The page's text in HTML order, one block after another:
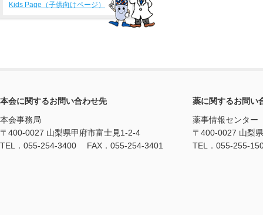
Kids Page（子供向けページ）
本会に関するお問い合わせ先
本会事務局
〒400-0027 山梨県甲府市富士見1-2-4
TEL．055-254-3400 FAX．055-254-3401
薬に関するお問い
薬事情報センター
〒400-0027 山梨
TEL．055-255-